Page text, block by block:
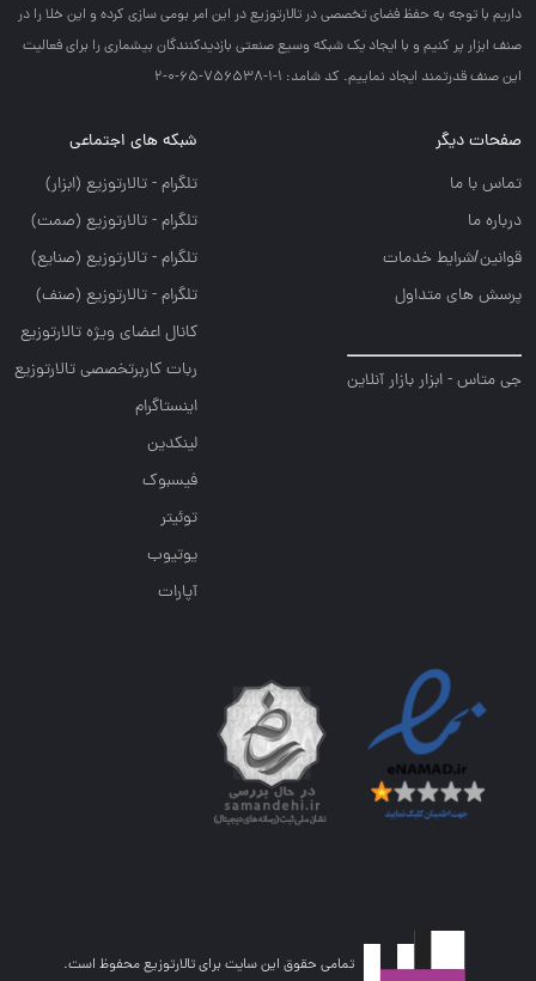
داريم با توجه به حفظ فضاي تخصصي در تالارتوزيع در اين امر بومي سازي كرده و اين خلا را در
صنف ابزار پر كنيم و با ايجاد يك شبكه وسيع صنعتي بازديدكنندگان بيشماري را براي فعاليت
اين صنف قدرتمند ايجاد نماييم. کد شامد: 1-1-756538-65-0-2
صفحات دیگر
تماس با ما
درباره ما
قوانین/شرایط خدمات
پرسش های متداول
جی متاس - ابزار بازار آنلاین
شبکه های اجتماعی
تلگرام - تالارتوزيع (ابزار)
تلگرام - تالارتوزيع (صمت)
تلگرام - تالارتوزيع (صنايع)
تلگرام - تالارتوزیع (صنف)
کانال اعضای ویژه تالارتوزیع
ربات کاربرتخصصی تالارتوزیع
اینستاگرام
لینکدین
فیسبوک
توئیتر
یوتیوب
آپارات
تمامی حقوق این سایت برای تالارتوزیع محفوظ است.